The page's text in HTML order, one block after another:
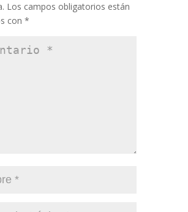
Los campos obligatorios están
con *